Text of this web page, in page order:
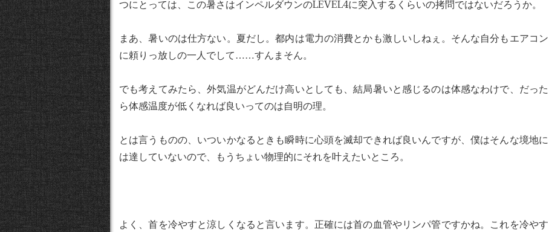
つにとっては、この暑さはインペルダウンのLEVEL4に突入するくらいの拷問ではないだろうか。
まあ、暑いのは仕方ない。夏だし。都内は電力の消費とかも激しいしねぇ。そんな自分もエアコン
に頼りっ放しの一人でして……すんまそん。
でも考えてみたら、外気温がどんだけ高いとしても、結局暑いと感じるのは体感なわけで、だった
ら体感温度が低くなれば良いってのは自明の理。
とは言うものの、いついかなるときも瞬時に心頭を滅却できれば良いんですが、僕はそんな境地に
は達していないので、もうちょい物理的にそれを叶えたいところ。
よく、首を冷やすと涼しくなると言います。正確には首の血管やリンパ管ですかね。これを冷やす